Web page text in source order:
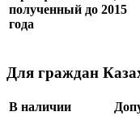
полученный до 2015
года
Для граждан
В наличии